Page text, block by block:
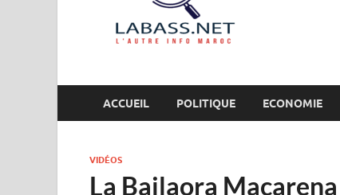
ACCUEIL POLITIQUE ECONOMIE
VIDÉOS
La Bailaora